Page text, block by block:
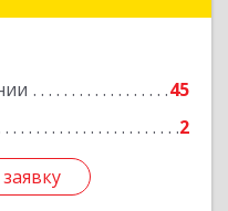
45
2
Подробнее